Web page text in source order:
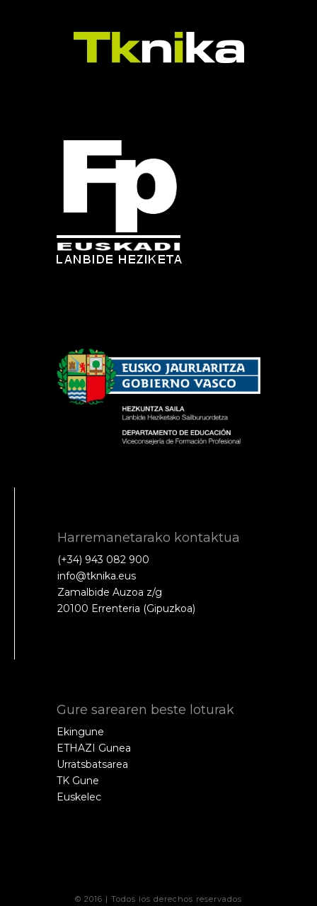
Harremanetarako kontaktua
(+34) 943 082 900
info@tknika.eus
Zamalbide Auzoa z/g
20100 Errenteria (Gipuzkoa)
Gure sarearen beste loturak
Ekingune
ETHAZI Gunea
Urratsbatsarea
TK Gune
Euskelec
© 2016 | Todos los derechos reservados